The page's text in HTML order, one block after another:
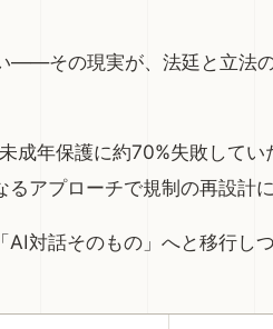
——その現実が、法廷と立法
成年保護に約70%失敗してい
アプローチで規制の再設計に
対話そのもの」へと移行しつ